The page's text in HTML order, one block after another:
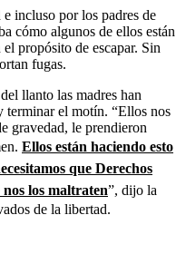
incluso por los padres de
cómo algunos de ellos están
propósito de escapar. Sin
fugas.
llanto las madres han
terminar el motín. “Ellos nos
gravedad, le prendieron
Ellos están haciendo esto
que Derechos
los maltraten”, dijo la
de la libertad.